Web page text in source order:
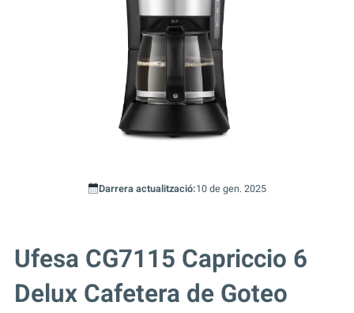
Darrera actualització:10 de gen. 2025
Ufesa CG7115 Capriccio 6
Delux Cafetera de Goteo